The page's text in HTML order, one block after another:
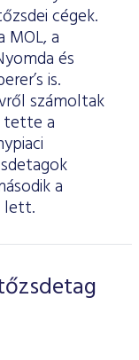
cégek.
MOL, a
és
is.
számoltak
tette a
a
lett.